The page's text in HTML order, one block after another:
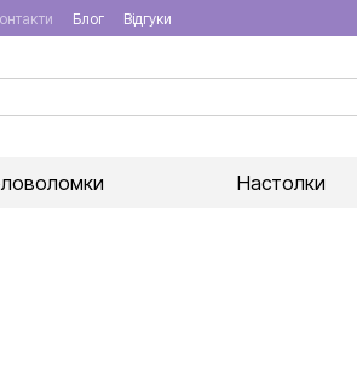
Блог Відгуки
Настолки